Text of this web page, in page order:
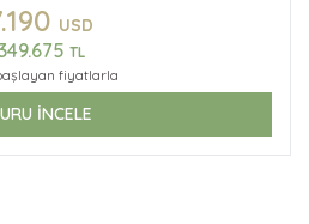
USD
TL
fiyatlarla
İNCELE